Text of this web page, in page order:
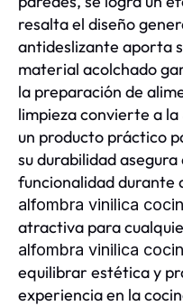
resalta el diseño
antideslizante aporta
material acolchado
la preparación de
limpieza convierte a la
un producto práctico
su durabilidad
funcionalidad durante
alfombra vinilica
atractiva para
alfombra vinilica
equilibrar estética y
experiencia en la